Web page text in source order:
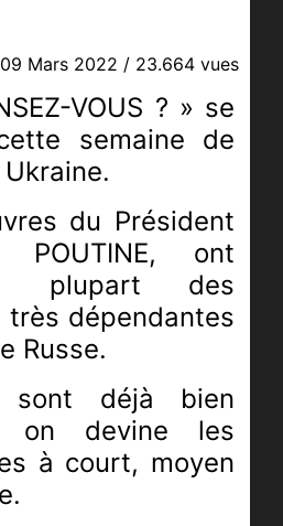
09 Mars 2022 / 23.664 vues
VOUS ? » se
semaine de
Ukraine.
du Président
POUTINE, ont
plupart des
très dépendantes
Russe.
déjà bien
on devine les
à court, moyen
.